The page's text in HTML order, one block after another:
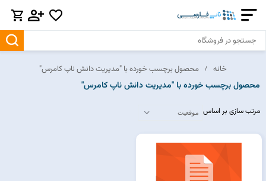
خانه محصول برچسب خورده با "مدیریت دانش ناپ کامرس"
محصول برچسب خورده با "مدیریت دانش ناپ کامرس"
مرتب سازی بر اساس